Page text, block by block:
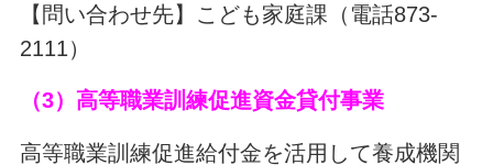
【問い合わせ先】こども家庭課（電話873-
2111）
（3）高等職業訓練促進資金貸付事業
高等職業訓練促進給付金を活用して養成機関